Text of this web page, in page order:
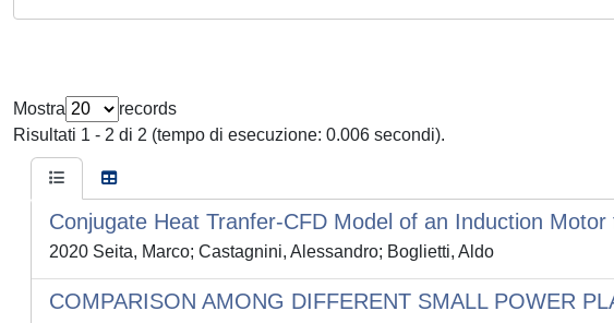
Mostra
records
Risultati 1 - 2 di 2 (tempo di esecuzione: 0.006 secondi).
Conjugate Heat Tranfer-CFD Model of an Induction
2020 Seita, Marco; Castagnini, Alessandro; Boglietti, Aldo
COMPARISON AMONG DIFFERENT SMALL POWER